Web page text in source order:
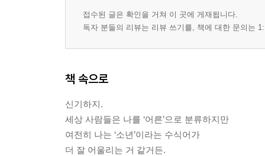
05 조금, 늦어도 괜찮아
_세상의 속도가 벅차 울고 싶은 날에
별거 아닙니다
반짝반짝, 별
비워 내는 연습
누구나 길을 잃는다
오늘의 가능성
접수된 글은 확인을 거쳐 이 곳에 게재됩니다.
독자 분들의 리뷰는 리뷰 쓰기를, 책에 대한 문의는
책 속으로
신기하지.
세상 사람들은 나를 ‘어른’으로 분류하지만
여전히 나는 ‘소년’이라는 수식어가
더 잘 어울리는 거 같거든.